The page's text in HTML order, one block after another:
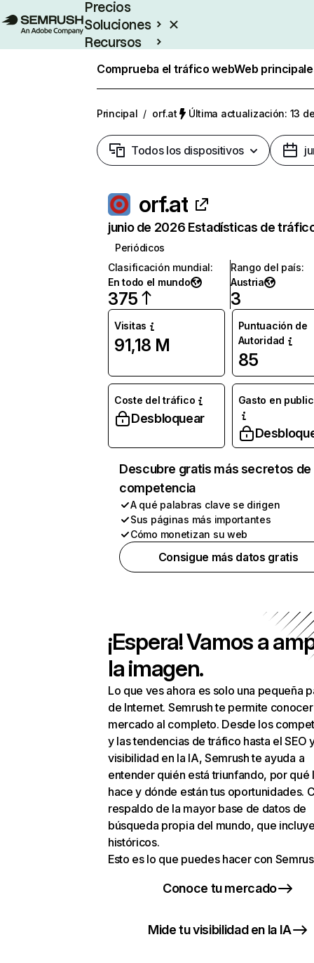
Precios
Soluciones
Recursos
Comprueba el tráfico webWeb
Principal / orf.at Última actualización: 13
Todos los dispositivos
orf.at
junio de 2026 Estadísticas de
Periódicos
Clasificación mundial:
En todo el mundo
375
Rango del país:
Austria
3
Visitas
91,18 M
Puntuación de
Autoridad
85
Coste del tráfico
Desbloquear
Gasto en
Descubre gratis más secretos de
competencia
A qué palabras clave se dirigen
Sus páginas más importantes
Cómo monetizan su web
Consigue más datos gratis
¡Espera! Vamos a
la imagen.
Lo que ves ahora es solo una pequeña
de Internet. Semrush te permite
mercado al completo. Desde los
y las tendencias de tráfico hasta el SEO
visibilidad en la IA, Semrush te ayuda a
entender quién está triunfando, por qué
hace y dónde están tus oportunidades.
respaldo de la mayor base de datos de
búsqueda propia del mundo, que
históricos.
Esto es lo que puedes hacer con
Conoce tu mercado
Mide tu visibilidad en la IA